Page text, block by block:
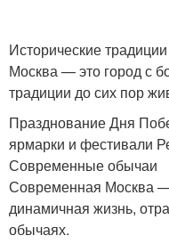
Исторические
Москва — это город с
традиции до сих пор
Празднование Дня
ярмарки и фестивали
Современные обычаи
Современная Москва —
динамичная жизнь,
обычаях.